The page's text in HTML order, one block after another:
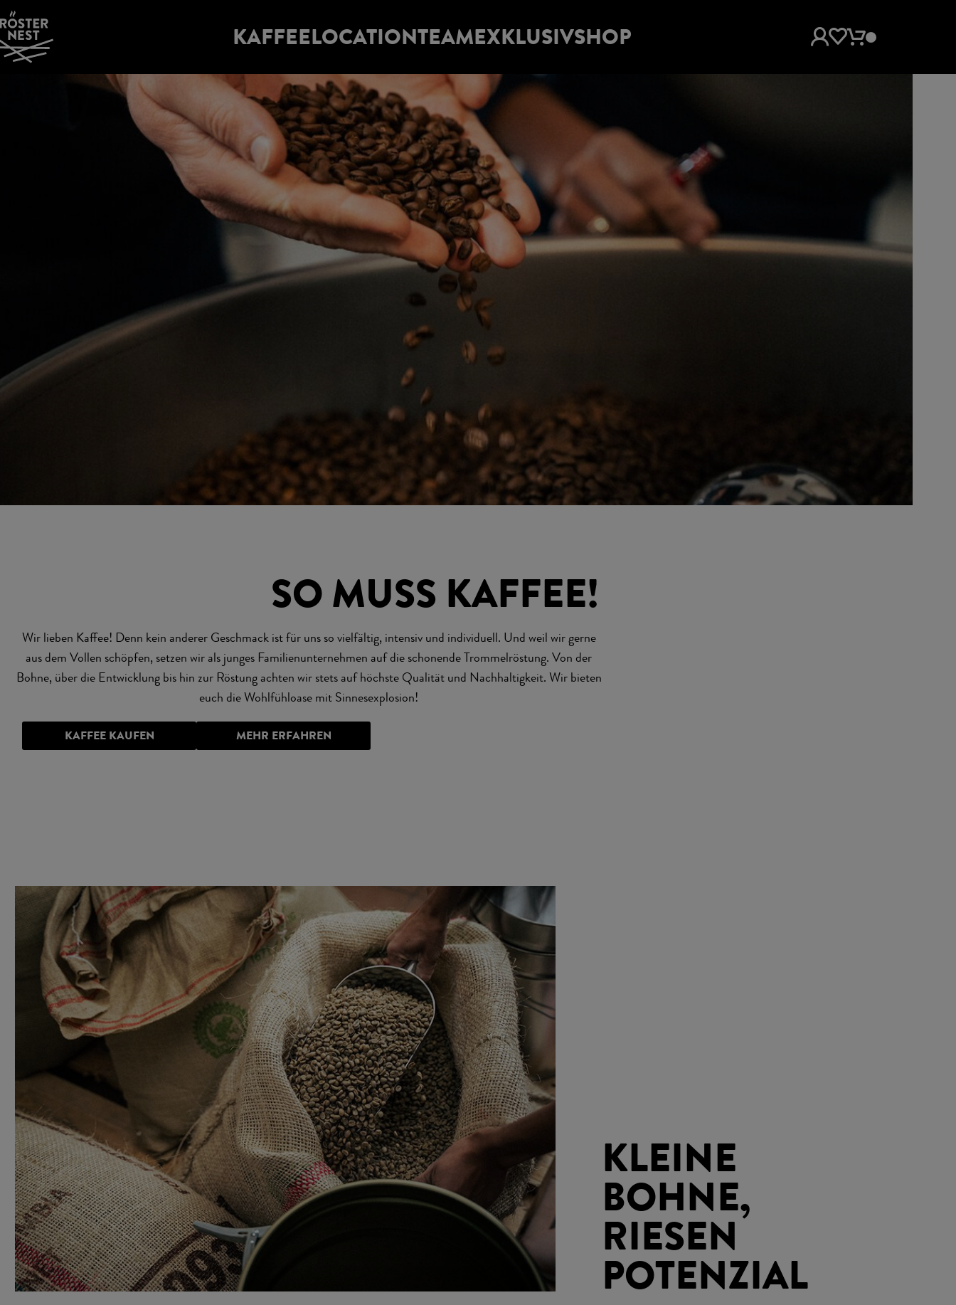
KAFFEELOCATIONTEAMEXKLUSIVSHOP
SO MUSS KAFFEE!
Wir lieben Kaffee! Denn kein anderer Geschmack ist für uns so vielfältig, intensiv und individuell. Und weil wir gerne
aus dem Vollen schöpfen, setzen wir als junges Familienunternehmen auf die schonende Trommelröstung. Von der
Bohne, über die Entwicklung bis hin zur Röstung achten wir stets auf höchste Qualität und Nachhaltigkeit. Wir bieten
euch die Wohlfühloase mit Sinnesexplosion!
KAFFEE KAUFEN MEHR ERFAHREN
KLEINE
BOHNE,
RIESEN
POTENZIAL